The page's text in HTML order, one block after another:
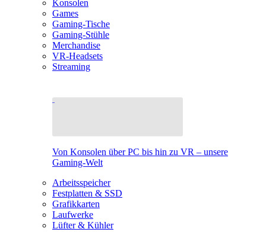
Konsolen
Games
Gaming-Tische
Gaming-Stühle
Merchandise
VR-Headsets
Streaming
Von Konsolen über PC bis hin zu VR – unsere
Gaming-Welt
Arbeitsspeicher
Festplatten & SSD
Grafikkarten
Laufwerke
Lüfter & Kühler